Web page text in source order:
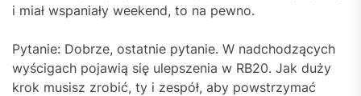
i miał wspaniały weekend, to na pewno.
Pytanie: Dobrze, ostatnie pytanie. W nadchodzących
wyścigach pojawią się ulepszenia w RB20. Jak duży
krok musisz zrobić, ty i zespół, aby powstrzymać